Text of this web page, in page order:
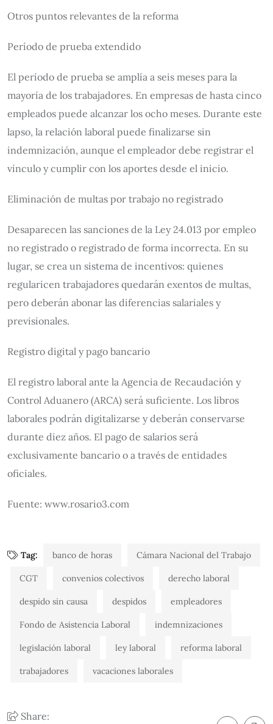
Otros puntos relevantes de la reforma
Período de prueba extendido
El período de prueba se amplía a seis meses para la
mayoría de los trabajadores. En empresas de hasta cinco
empleados puede alcanzar los ocho meses. Durante este
lapso, la relación laboral puede finalizarse sin
indemnización, aunque el empleador debe registrar el
vínculo y cumplir con los aportes desde el inicio.
Eliminación de multas por trabajo no registrado
Desaparecen las sanciones de la Ley 24.013 por empleo
no registrado o registrado de forma incorrecta. En su
lugar, se crea un sistema de incentivos: quienes
regularicen trabajadores quedarán exentos de multas,
pero deberán abonar las diferencias salariales y
previsionales.
Registro digital y pago bancario
El registro laboral ante la Agencia de Recaudación y
Control Aduanero (ARCA) será suficiente. Los libros
laborales podrán digitalizarse y deberán conservarse
durante diez años. El pago de salarios será
exclusivamente bancario o a través de entidades
oficiales.
Fuente: www.rosario3.com
Tag: banco de horas Cámara Nacional del Trabajo
CGT convenios colectivos derecho laboral
despido sin causa despidos empleadores
Fondo de Asistencia Laboral indemnizaciones
legislación laboral ley laboral reforma laboral
trabajadores vacaciones laborales
Share: